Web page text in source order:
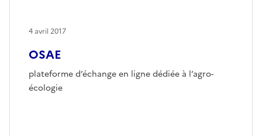
OSAE
plateforme d’échange en ligne dédiée à l’agro-
écologie
4 avril 2017